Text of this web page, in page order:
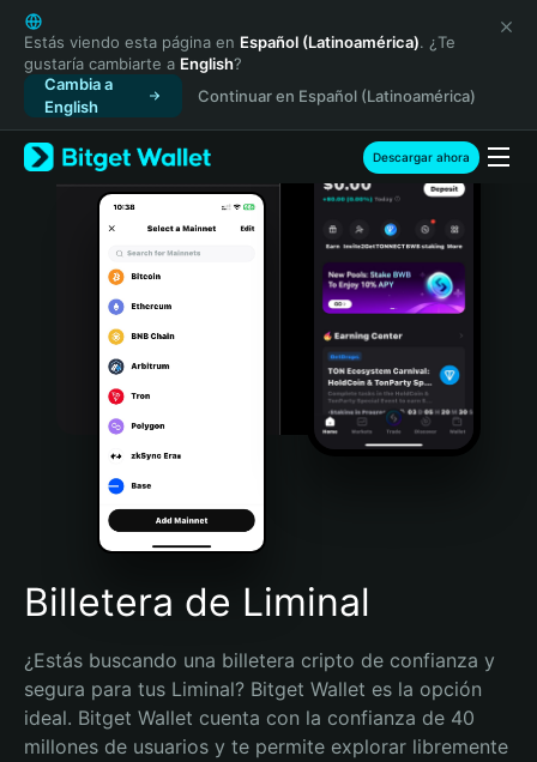
English
日本語
Tiếng Việt
Русский
Español (Latinoamérica)
Türkçe
Italiano
Português (Portugal)
Bahasa Indonesia
Português (Brasil)
Español (Argentina)
Estás viendo esta página en Español (Latinoamérica). ¿Te
gustaría cambiarte a English?
Cambia a
English
Continuar en Español (Latinoamérica)
Descargar ahora
Billetera de Liminal
¿Estás buscando una billetera cripto de confianza y
segura para tus Liminal? Bitget Wallet es la opción
ideal. Bitget Wallet cuenta con la confianza de 40
millones de usuarios y te permite explorar libremente